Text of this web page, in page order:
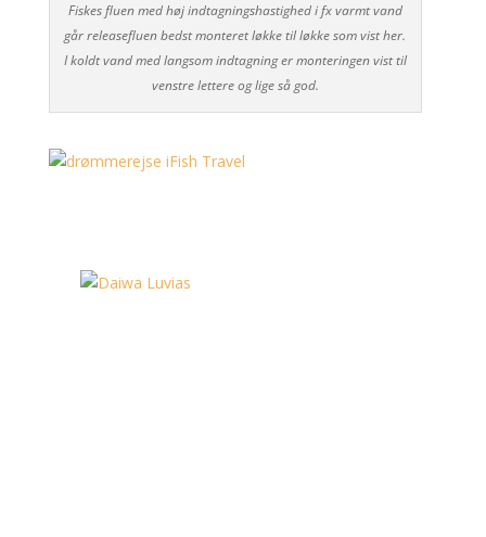
Fiskes fluen med høj indtagningshastighed i fx varmt vand
går releasefluen bedst monteret løkke til løkke som vist her.
I koldt vand med langsom indtagning er monteringen vist til
venstre lettere og lige så god.